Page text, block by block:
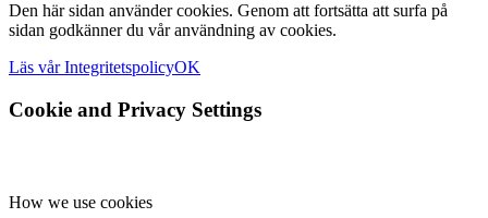
Den här sidan använder cookies. Genom att fortsätta att surfa på
sidan godkänner du vår användning av cookies.
Läs vår IntegritetspolicyOK
Cookie and Privacy Settings
How we use cookies